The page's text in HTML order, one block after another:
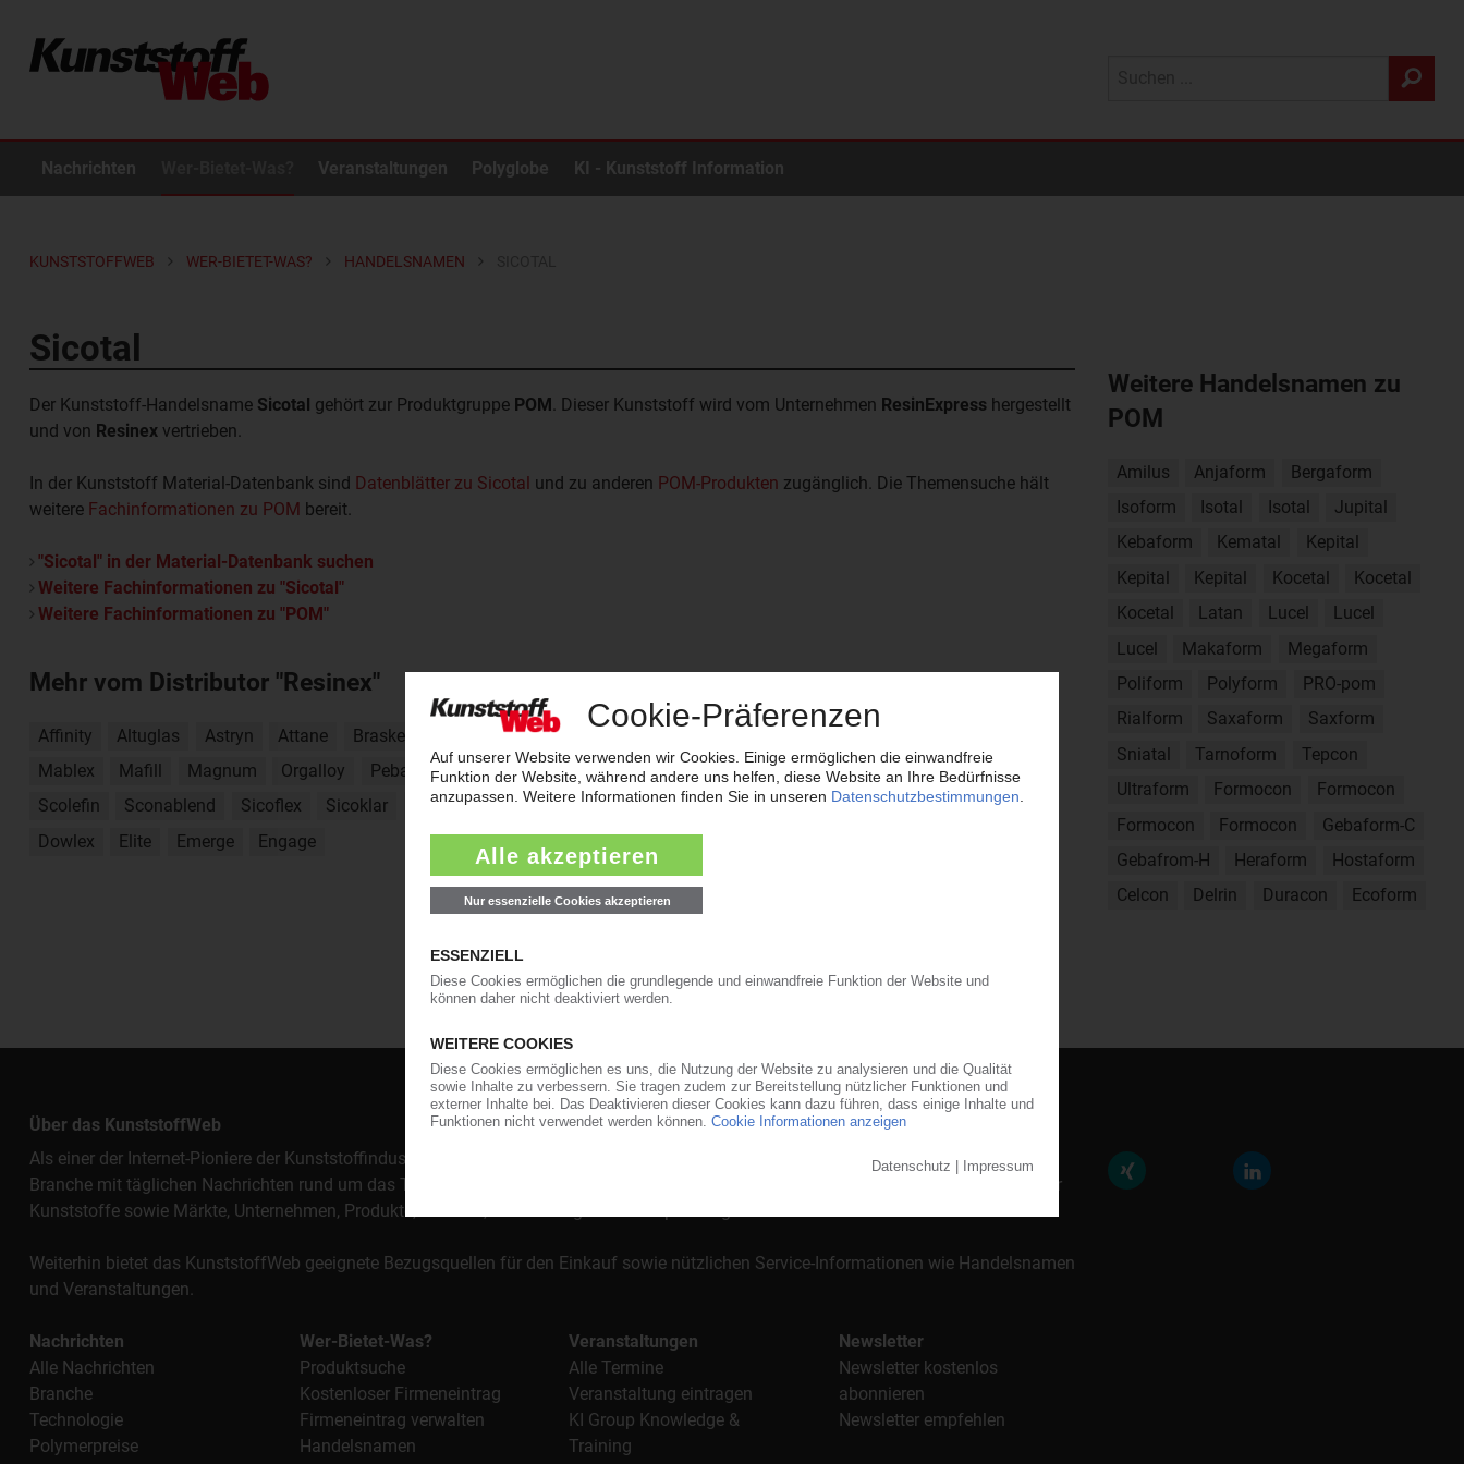
Nachrichten Veranstaltungen Polyglobe KI - Kunststoff Information
KUNSTSTOFFWEB WER-BIETET-WAS? HANDELSNAMEN
Sicotal
Der Kunststoff-Handelsname Sicotal gehört zur Produktgruppe POM . Dieser Kunststoff wird vom Unternehmen ResinExpress hergestellt
und von Resinex vertrieben.
In der Kunststoff Material-Datenbank sind Datenblätter zu Sicotal und zu anderen POM-Produkten zugänglich. Die Themensuche hält
weitere Fachinformationen zu POM bereit.
"Sicotal" in der Material-Datenbank suchen
Weitere Fachinformationen zu "Sicotal"
Weitere Fachinformationen zu "POM"
Mehr vom Distributor "Resinex"
Affinity Altuglas Astryn Attane Braskem PP Calibre Inspire
Mablex
Mafill Magnum Orgalloy Pebax Pellethane Polyfast Pulse Questra Ravamid Rilsamid
Rilsan
Scolefin
Sconablend Sicoflex Sicoklar Sicostirolo Solarkote Styron Technyl TechnylStar Tyril
Vydyne
Dowlex
Elite Emerge Engage
Weitere Handelsnamen zu
POM
Amilus Anjaform
Bergaform
Isoform
Isotal Isotal
Jupital
Kebaform
Kematal
Kepital
Kepital
Kepital Kocetal
Kocetal
Kocetal
Latan Lucel
Lucel
Lucel
Makaform
Megaform
Poliform
Polyform
PRO-pom
Rialform
Saxaform
Saxform
Sniatal
Tarnoform
Tepcon
Ultraform
Formocon
Formocon
Formocon
Formocon
Gebaform-C
Gebafrom-H
Heraform
Hostaform
Celcon
Delrin Duracon Ecoform
Über das KunststoffWeb
Als einer der Internet-Pioniere der Kunststoffindustrie versorgt das KunststoffWeb bereits seit 1996 die Fach- und Führungskräfte der
Branche mit täglichen Nachrichten rund um das Thema "Kunststoffe". Im Fokus der Berichterstattung ist dabei die Preisentwicklung für
Kunststoffe sowie Märkte, Unternehmen, Produkte, Material, Anwendungen und Verpackungen.
Weiterhin bietet das KunststoffWeb geeignete Bezugsquellen für den Einkauf sowie nützlichen Service-Informationen wie Handelsnamen
und Veranstaltungen.
Nachrichten
Alle Nachrichten
Branche
Technologie
Polymerpreise
Wer-Bietet-Was?
Produktsuche
Kostenloser Firmeneintrag
Firmeneintrag verwalten
Handelsnamen
Veranstaltungen
Alle Termine
Veranstaltung eintragen
KI Group Knowledge &
Training
Newsletter
Newsletter kostenlos
abonnieren
Newsletter empfehlen